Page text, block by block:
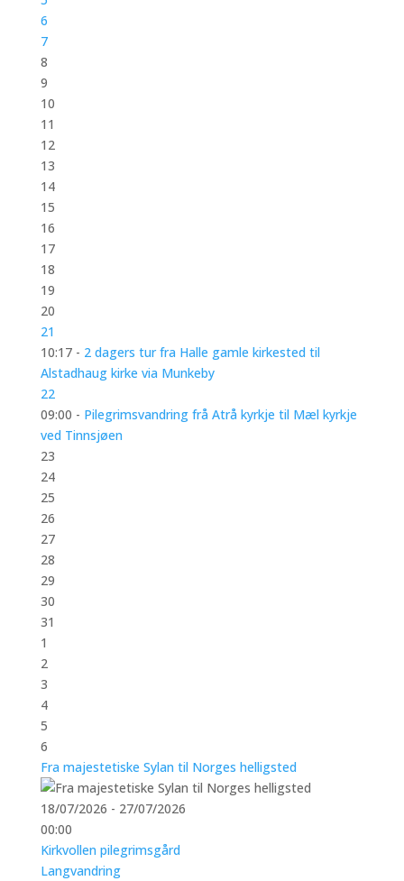
6
7
8
9
10
11
12
13
14
15
16
17
18
19
20
21
10:17 - 2 dagers tur fra Halle gamle kirkested til
Alstadhaug kirke via Munkeby
22
09:00 - Pilegrimsvandring frå Atrå kyrkje til Mæl kyrkje
ved Tinnsjøen
23
24
25
26
27
28
29
30
31
1
2
3
4
5
6
Fra majestetiske Sylan til Norges helligsted
18/07/2026 - 27/07/2026
00:00
Kirkvollen pilegrimsgård
Langvandring